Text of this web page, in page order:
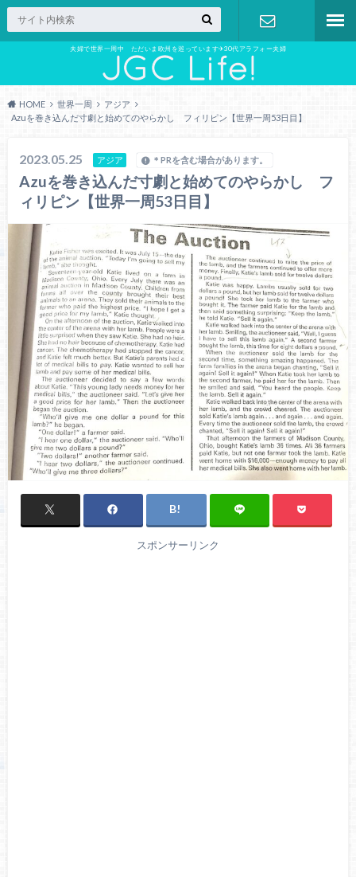
夫婦で世界一周中 ただいま欧州を巡っています✈︎30代アラフォー夫婦
お問い合わ
HOME 世界一周
アジア
Azuを巻き込んだ寸劇と始めてのやらかし フィリピン【世界一周53日目】
2023.05.25 アジア ＊PRを含む場合があります。
Azuを巻き込んだ寸劇と始めてのやらかし フ
ィリピン【世界一周53日目】
スポンサーリンク